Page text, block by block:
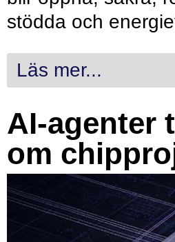
stödda och
Läs mer...
AI-agenter
om